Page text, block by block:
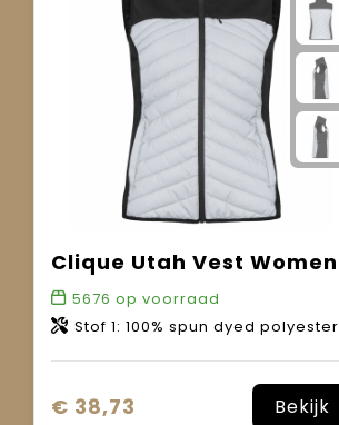
Clique Utah Vest Women
5676 op voorraad
Stof 1: 100% spun dyed polyester. Stof 2: 100% polyester met reflecterende coating.
€ 38,73 Bekijk